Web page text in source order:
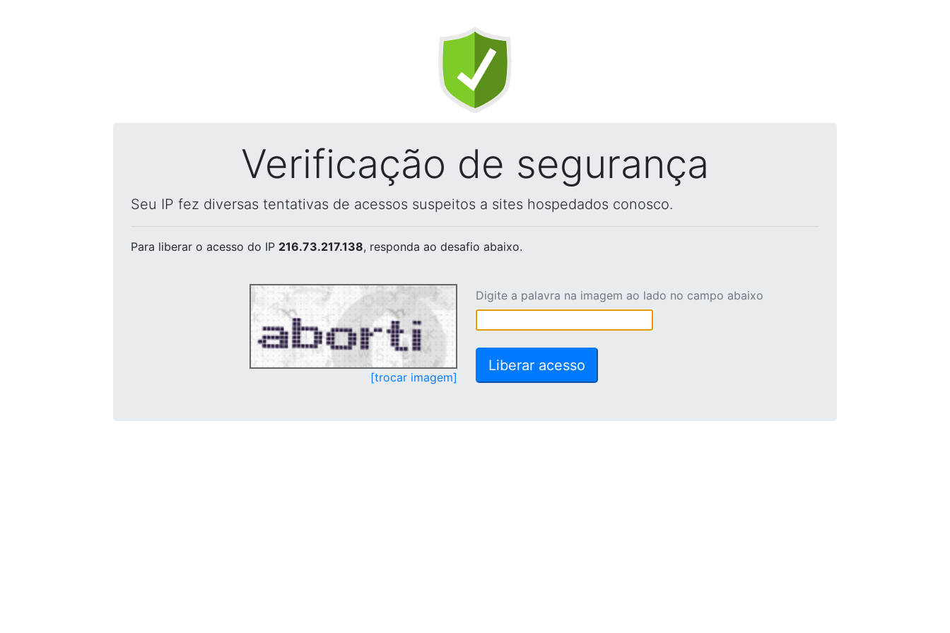
Verificação de segurança
Seu IP fez diversas tentativas de acessos suspeitos a sites hospedados conosco.
Para liberar o acesso do IP 216.73.217.138, responda ao desafio abaixo.
[trocar imagem]
Digite a palavra na imagem ao lado no campo abaixo